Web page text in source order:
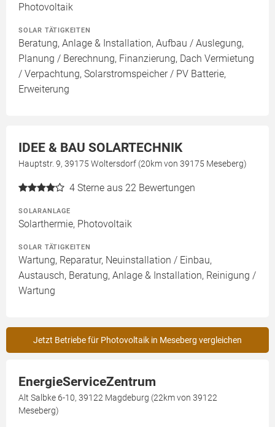
Photovoltaik
SOLAR TÄTIGKEITEN
Beratung, Anlage & Installation, Aufbau / Auslegung,
Planung / Berechnung, Finanzierung, Dach Vermietung
/ Verpachtung, Solarstromspeicher / PV Batterie,
Erweiterung
IDEE & BAU SOLARTECHNIK
Hauptstr. 9, 39175 Woltersdorf (20km von 39175 Meseberg)
4 Sterne aus 22 Bewertungen
SOLARANLAGE
Solarthermie, Photovoltaik
SOLAR TÄTIGKEITEN
Wartung, Reparatur, Neuinstallation / Einbau,
Austausch, Beratung, Anlage & Installation, Reinigung /
Wartung
Jetzt Betriebe für Photovoltaik in Meseberg vergleichen
EnergieServiceZentrum
Alt Salbke 6-10, 39122 Magdeburg (22km von 39122
Meseberg)